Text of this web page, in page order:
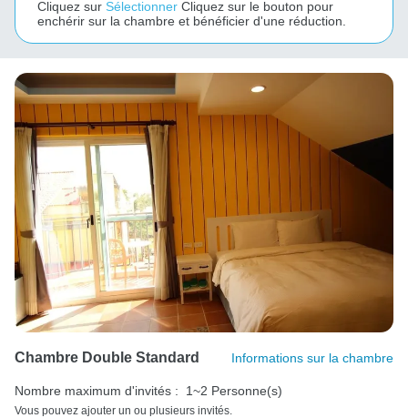
Cliquez sur Sélectionner Cliquez sur le bouton pour
enchérir sur la chambre et bénéficier d'une réduction.
Chambre Double Standard Informations sur la chambre
Nombre maximum d'invités : 1~2 Personne(s)
Vous pouvez ajouter un ou plusieurs invités.